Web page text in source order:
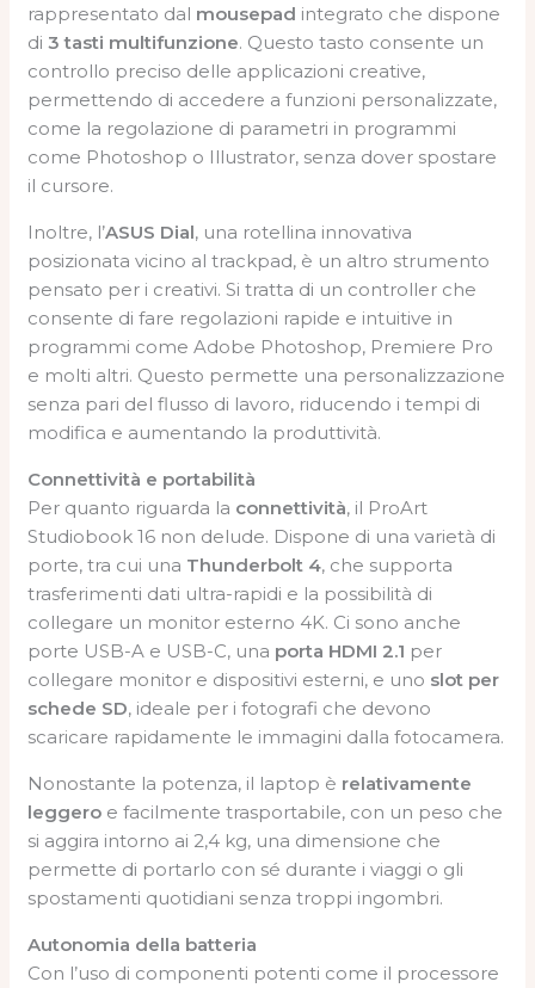
rappresentato dal mousepad integrato che dispone
di3 tasti multifunzione. Questo tasto consente un
controllo preciso delle applicazioni creative,
permettendo di accedere a funzioni personalizzate,
come la regolazione di parametri in programmi
come Photoshop o Illustrator, senza dover spostare
il cursore.
Inoltre, l’ASUS Dial, una rotellina innovativa
posizionata vicino al trackpad, è un altro strumento
pensato per i creativi. Si tratta di un controller che
consente di fare regolazioni rapide e intuitive in
programmi come Adobe Photoshop, Premiere Pro
e molti altri. Questo permette una personalizzazione
senza pari del flusso di lavoro, riducendo i tempi di
modifica e aumentando la produttività.
Connettività e portabilità
Per quanto riguarda la connettività, il ProArt
Studiobook 16 non delude. Dispone di una varietà di
porte, tra cui una Thunderbolt 4, che supporta
trasferimenti dati ultra-rapidi e la possibilità di
collegare un monitor esterno 4K. Ci sono anche
porte USB-A e USB-C, una porta HDMI 2.1 per
collegare monitor e dispositivi esterni, e uno slot per
schede SD, ideale per i fotografi che devono
scaricare rapidamente le immagini dalla fotocamera.
Nonostante la potenza, il laptop è relativamente
leggero e facilmente trasportabile, con un peso che
si aggira intorno ai 2,4 kg, una dimensione che
permette di portarlo con sé durante i viaggi o gli
spostamenti quotidiani senza troppi ingombri.
Autonomia della batteria
Con l’uso di componenti potenti come il processore